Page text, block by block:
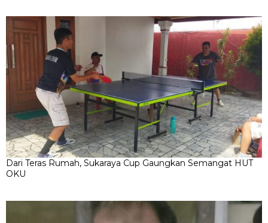
Dari Teras Rumah, Sukaraya Cup Gaungkan Semangat HUT
OKU